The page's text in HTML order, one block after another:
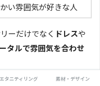
い雰囲気が好きな人
ーだけでなく ドレスや
タルで雰囲気を合わせ
エタニティリング 素材・デザイン